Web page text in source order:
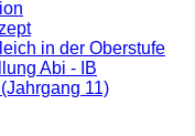
in der Oberstufe
Abi - IB
11)